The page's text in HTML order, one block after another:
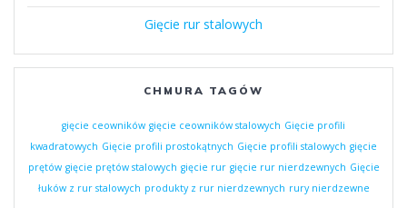
Gięcie rur stalowych
CHMURA TAGÓW
gięcie ceowników gięcie ceowników stalowych Gięcie profili
kwadratowych Gięcie profili prostokątnych Gięcie profili stalowych gięcie
prętów gięcie prętów stalowych gięcie rur gięcie rur nierdzewnych Gięcie
łuków z rur stalowych produkty z rur nierdzewnych rury nierdzewne